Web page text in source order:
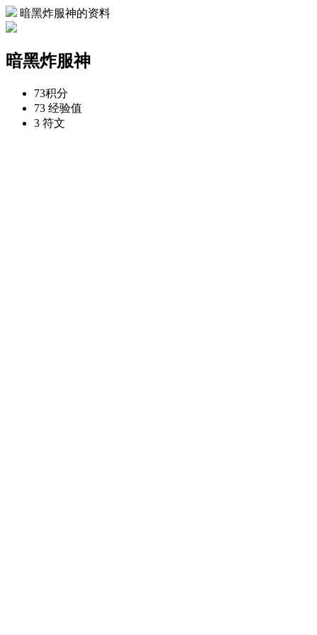
暗黑炸服神的资料
暗黑炸服神
73积分
73 经验值
3 符文